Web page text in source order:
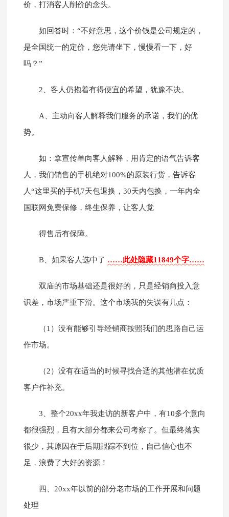
价，打消客人削价的念头。
如回答时：“不好意思，这个价钱是公司规定的，
是全国统一的定价，您先请坐下，慢慢看一下，好
吗？”
2、客人仍抱着有得便宜的希望，犹豫不决。
A、主动向客人解释我们服务的承诺，我们的优
势。
如：拿宣传单向客人解释，用肯定的语气告诉客
人，我们销售的手机绝对100%的原装行货，告诉客
人“这里买的手机7天包退换，30天内包换，一年内全
国联网免费保修，终生保养，让客人觉
得售后有保障。
B、如果客人选中了 ……此处隐藏11849个字……
双庙的市场基础还是很好的，只是经销商投入意
识差，市场严重下滑。这个市场我的失误有几点：
（1）没有能够引导经销商按照我们的思路自己运
作市场。
（2）没有在适当的时候寻找合适的其他潜在优质
客户作补充。
3、整个20xx年我走访的新客户中，有10多个意向
都很强烈，且有大部分都来公司考察了。但最终落实
很少，其原因在于后期跟踪不到位，自己信心也不
足，浪费了大好的资源！
四、20xx年以前的部分老市场的工作开展和问题
处理